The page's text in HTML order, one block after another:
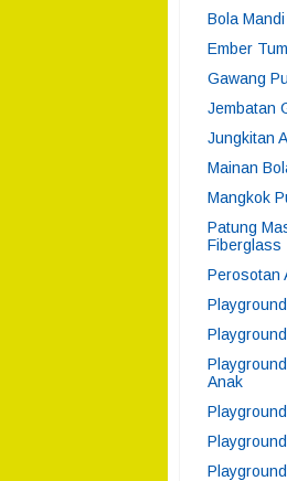
Bola Mandi
Ember
Gawang
Jembatan
Jungkitan
Mainan
Mangkok
Patung
Fiberglass
Perosotan
Anak